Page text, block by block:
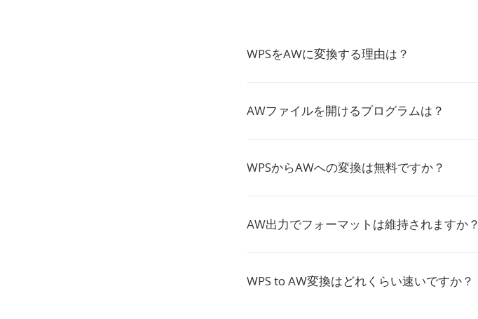
WPSをAWに変換する理由は？
AWファイルを開けるプログラムは？
WPSからAWへの変換は無料ですか？
AW出力でフォーマットは維持されますか？
WPS to AW変換はどれくらい速いですか？